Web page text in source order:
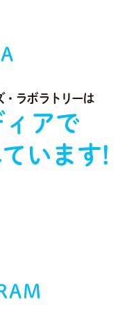
・ラボラトリーは
アで
います!